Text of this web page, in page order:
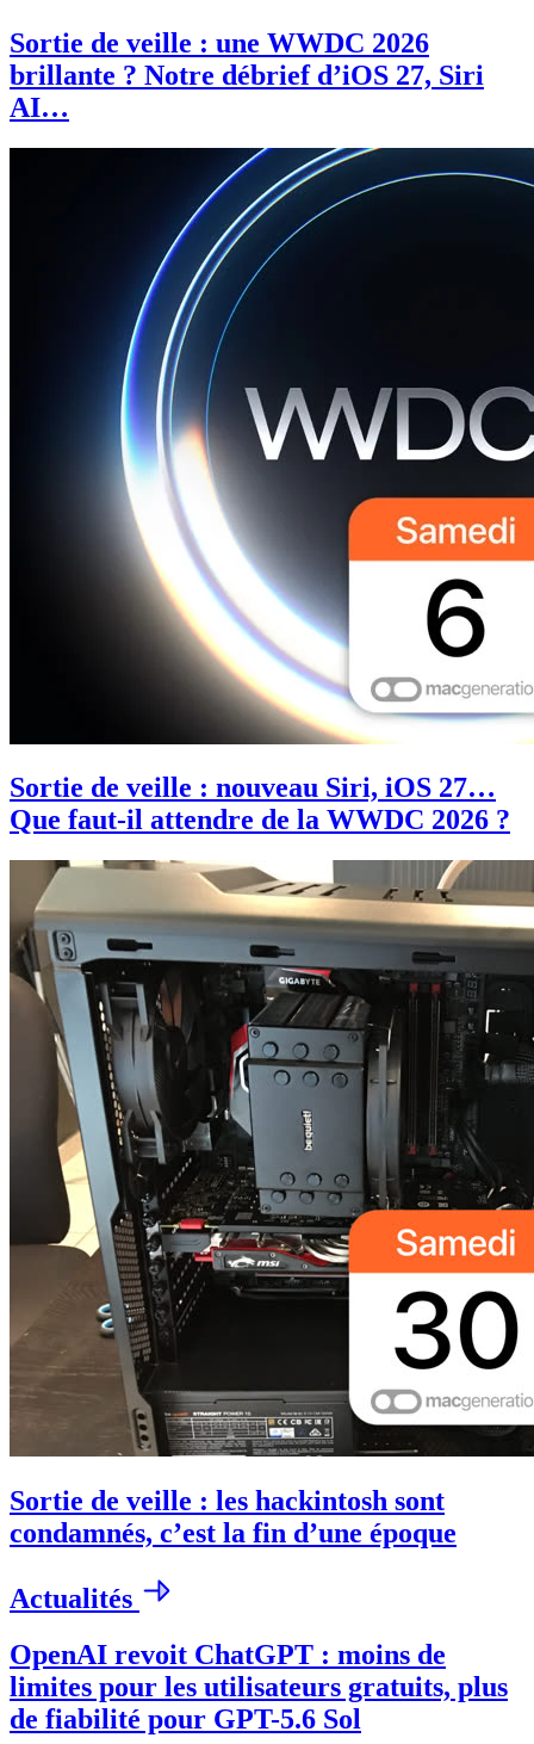
Sortie de veille : une WWDC 2026
brillante ? Notre débrief d’iOS 27, Siri
AI…
Sortie de veille : nouveau Siri, iOS 27…
Que faut-il attendre de la WWDC 2026 ?
Sortie de veille : les hackintosh sont
condamnés, c’est la fin d’une époque
Actualités
OpenAI revoit ChatGPT : moins de
limites pour les utilisateurs gratuits, plus
de fiabilité pour GPT-5.6 Sol